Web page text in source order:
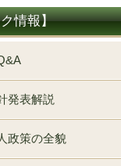
情報】
発表解説
政策の全貌